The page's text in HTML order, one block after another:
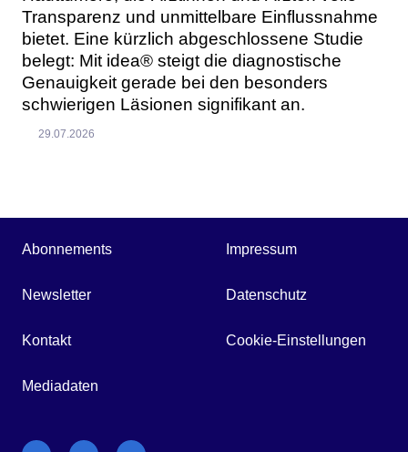
Transparenz und unmittelbare Einflussnahme
bietet. Eine kürzlich abgeschlossene Studie
belegt: Mit idea® steigt die diagnostische
Genauigkeit gerade bei den besonders
schwierigen Läsionen signifikant an.
29.07.2026
Abonnements
Newsletter
Kontakt
Mediadaten
Impressum
Datenschutz
Cookie-Einstellungen